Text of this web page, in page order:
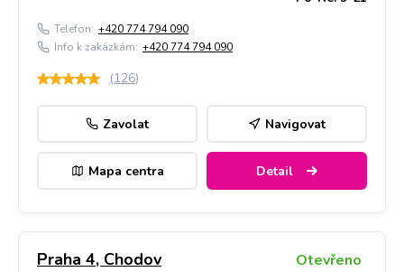
Telefon: +420 774 794 090
Info k zakázkám: +420 774 794 090
(126)
Zavolat Navigovat
Mapa centra Detail
Praha 4, Chodov Otevřeno